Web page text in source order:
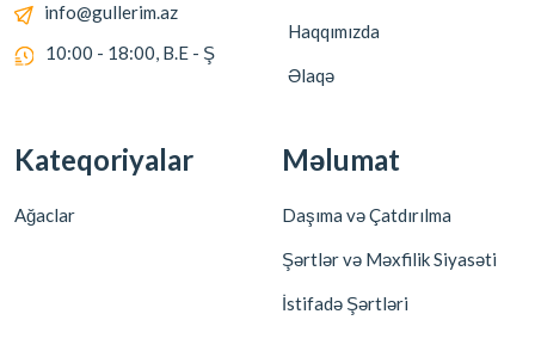
info@gullerim.az
10:00 - 18:00, B.E - Ş
Haqqımızda
Əlaqə
Kateqoriyalar
Ağaclar
Məlumat
Daşıma və Çatdırılma
Şərtlər və Məxfilik Siyasəti
İstifadə Şərtləri